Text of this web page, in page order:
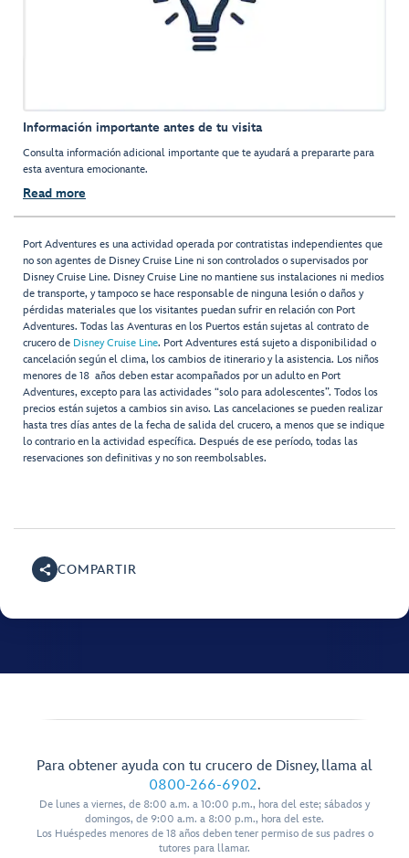
Información importante antes de tu visita
Consulta información adicional importante que te ayudará a prepararte para
esta aventura emocionante.
Read more
Port Adventures es una actividad operada por contratistas independientes que
no son agentes de Disney Cruise Line ni son controlados o supervisados por
Disney Cruise Line. Disney Cruise Line no mantiene sus instalaciones ni medios
de transporte, y tampoco se hace responsable de ninguna lesión o daños y
pérdidas materiales que los visitantes puedan sufrir en relación con Port
Adventures. Todas las Aventuras en los Puertos están sujetas al contrato de
crucero de Disney Cruise Line. Port Adventures está sujeto a disponibilidad o
cancelación según el clima, los cambios de itinerario y la asistencia. Los niños
menores de 18 años deben estar acompañados por un adulto en Port
Adventures, excepto para las actividades “solo para adolescentes”. Todos los
precios están sujetos a cambios sin aviso. Las cancelaciones se pueden realizar
hasta tres días antes de la fecha de salida del crucero, a menos que se indique
lo contrario en la actividad específica. Después de ese período, todas las
reservaciones son definitivas y no son reembolsables.
COMPARTIR
Para obtener ayuda con tu crucero de Disney, llama al
0800-266-6902.
De lunes a viernes, de 8:00 a.m. a 10:00 p.m., hora del este; sábados y
domingos, de 9:00 a.m. a 8:00 p.m., hora del este.
Los Huéspedes menores de 18 años deben tener permiso de sus padres o
tutores para llamar.